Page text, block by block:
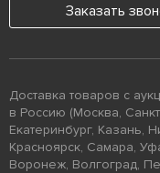
Заказать
Доставка товаров с
в Россию (Москва,
Екатеринбург, Казань,
Красноярск, Самара,
Воронеж, Волгоград,